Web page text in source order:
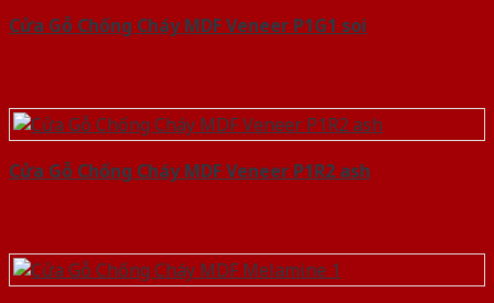
Cửa Gỗ Chống Cháy MDF Veneer P1G1 soi
Cửa Gỗ Chống Cháy MDF Veneer P1R2 ash